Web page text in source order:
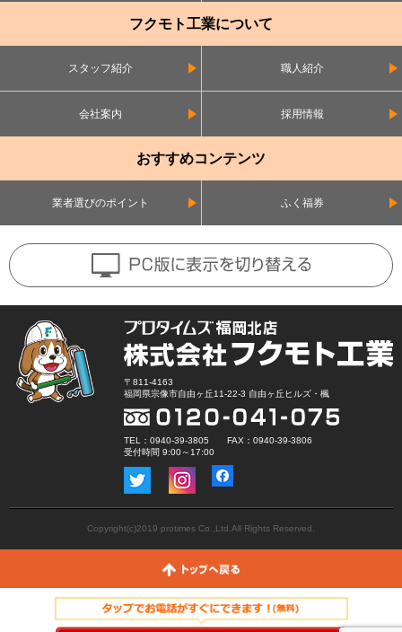
フクモト工業について
スタッフ紹介 職人紹介
会社案内 採用情報
おすすめコンテンツ
業者選びのポイント ふく福券
〒811-4163
福岡県宗像市自由ヶ丘11-22-3 自由ヶ丘ヒルズ・楓
TEL：0940-39-3805 FAX：0940-39-3806
受付時間 9:00～17:00
Copyright(c)2019 protimes Co.,Ltd.All Rights Reserved.